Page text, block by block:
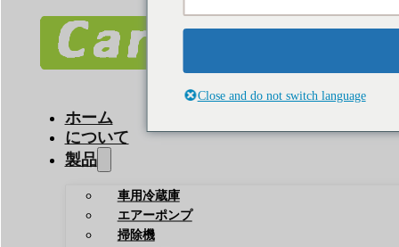
ホーム
について
製品
車用冷蔵庫
エアーポンプ
掃除機
Close and do not switch language